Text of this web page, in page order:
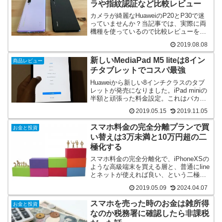
ラや指紋認証など比較レビュー
カメラが綺麗なHuaweiのP20とP30で迷
っていませんか？当記事では、実際に両
機種を使っているので比較レビューをし
来愛用しています。Antutu性能やディス
プレイ指紋認証などニッチな部分も紹介
しています。
2019.08.08
商品レビュー
新しいMediaPad M5 liteは8イン
チタブレットでコスパ最強
Huaweiから新しい8インチクラスのタブ
レットが発売になりました。iPad miniの
半額と頑張った料金設定。これはバカ売
M5liteを買おうか悩んでます。
2019.05.15 2019.11.05
お金と投資
スマホ料金の完全分離プランで買
い替えは3万未満と10万円超の二
極化する
スマホ料金の完全分離化で、iPhoneXSの
ような高級端末を買える層と、普通にline
とネットが使えれば良い、という二極化
う参考になれば幸いです。
2019.05.09 2024.04.07
お金と投資
スマホを売った時のお金は雑所得
なのか税務署に確認したら非課税